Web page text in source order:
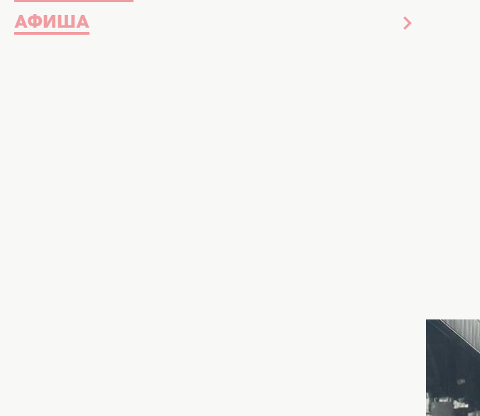
АФИША
Артистка также обратилась ко всем защитникам и